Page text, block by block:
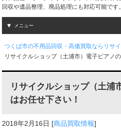
回収や遺品整理、廃品処理にも対応可能です。
メニュー
つくば市の不用品回収・高価買取ならリサ
リサイクルショップ（土浦市）電子ピアノ
リサイクルショップ（土浦
はお任せ下さい！
2018年2月16日 [商品買取情報]